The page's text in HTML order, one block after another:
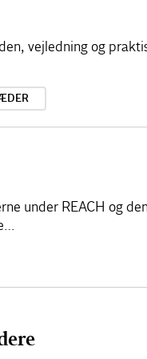
vejledning og
under REACH og